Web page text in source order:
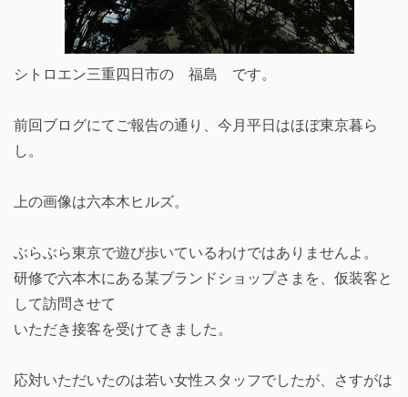
シトロエン三重四日市の 福島 です。
前回ブログにてご報告の通り、今月平日はほぼ東京暮ら
し。
上の画像は六本木ヒルズ。
ぶらぶら東京で遊び歩いているわけではありませんよ。
研修で六本木にある某ブランドショップさまを、仮装客と
して訪問させて
いただき接客を受けてきました。
応対いただいたのは若い女性スタッフでしたが、さすがは